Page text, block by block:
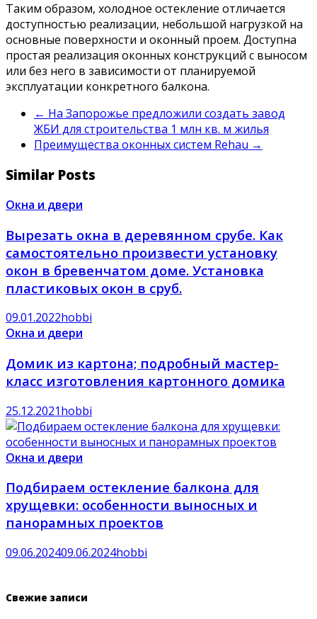
Таким образом, холодное остекление отличается
доступностью реализации, небольшой нагрузкой на
основные поверхности и оконный проем. Доступна
простая реализация оконных конструкций с выносом
или без него в зависимости от планируемой
эксплуатации конкретного балкона.
← На Запорожье предложили создать завод
ЖБИ для строительства 1 млн кв. м жилья
Преимущества оконных систем Rehau →
Similar Posts
Окна и двери
Вырезать окна в деревянном срубе. Как
самостоятельно произвести установку
окон в бревенчатом доме. Установка
пластиковых окон в сруб.
09.01.2022hobbi
Окна и двери
Домик из картона; подробный мастер-
класс изготовления картонного домика
25.12.2021hobbi
Окна и двери
Подбираем остекление балкона для
хрущевки: особенности выносных и
панорамных проектов
09.06.202409.06.2024hobbi
Свежие записи